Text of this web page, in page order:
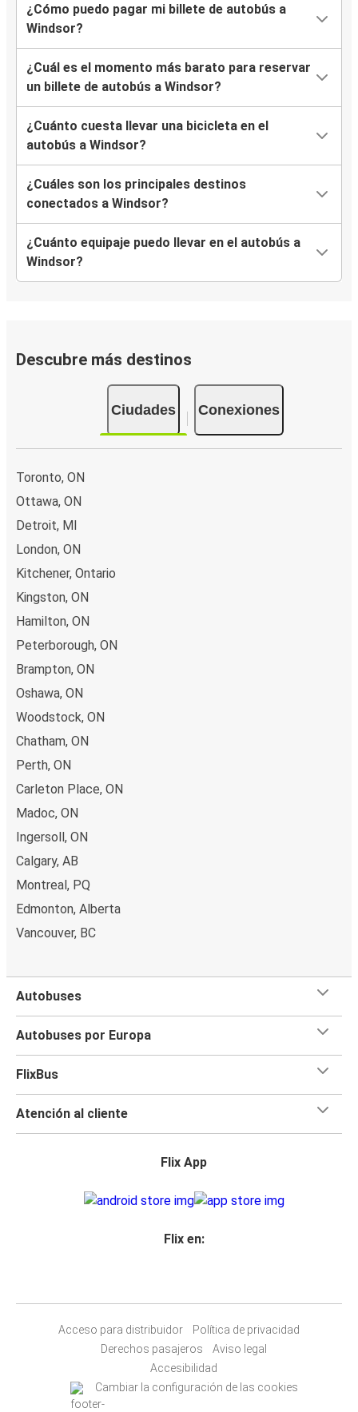
¿Cómo puedo pagar mi billete de autobús a
Windsor?
¿Cuál es el momento más barato para reservar
un billete de autobús a Windsor?
¿Cuánto cuesta llevar una bicicleta en el
autobús a Windsor?
¿Cuáles son los principales destinos
conectados a Windsor?
¿Cuánto equipaje puedo llevar en el autobús a
Windsor?
Descubre más destinos
Ciudades Conexiones
Toronto, ON
Ottawa, ON
Detroit, MI
London, ON
Kitchener, Ontario
Kingston, ON
Hamilton, ON
Peterborough, ON
Brampton, ON
Oshawa, ON
Woodstock, ON
Chatham, ON
Perth, ON
Carleton Place, ON
Madoc, ON
Ingersoll, ON
Calgary, AB
Montreal, PQ
Edmonton, Alberta
Vancouver, BC
Autobuses
Autobuses por Europa
FlixBus
Atención al cliente
Flix App
Flix en:
Acceso para distribuidor
Política de privacidad
Derechos pasajeros
Aviso legal
Accesibilidad
Cambiar la configuración de las cookies